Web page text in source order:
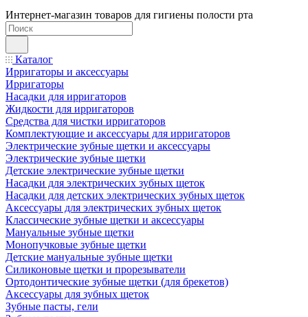
Интернет-магазин товаров для гигиены полости рта
Каталог
Ирригаторы и аксессуары
Ирригаторы
Насадки для ирригаторов
Жидкости для ирригаторов
Средства для чистки ирригаторов
Комплектующие и аксессуары для ирригаторов
Электрические зубные щетки и аксессуары
Электрические зубные щетки
Детские электрические зубные щетки
Насадки для электрических зубных щеток
Насадки для детских электрических зубных щеток
Аксессуары для электрических зубных щеток
Классические зубные щетки и аксессуары
Мануальные зубные щетки
Монопучковые зубные щетки
Детские мануальные зубные щетки
Силиконовые щетки и прорезыватели
Ортодонтические зубные щетки (для брекетов)
Аксессуары для зубных щеток
Зубные пасты, гели